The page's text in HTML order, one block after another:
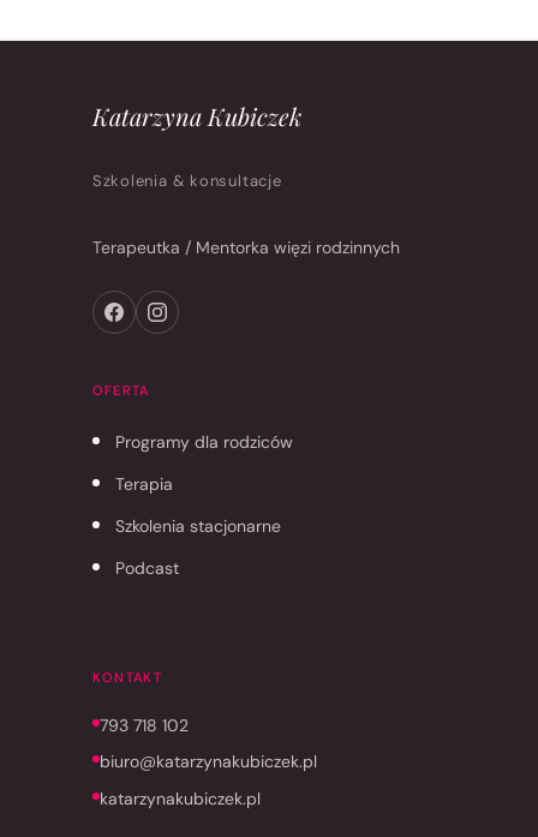
Katarzyna Kubiczek
Szkolenia & konsultacje
Terapeutka / Mentorka więzi rodzinnych
OFERTA
Programy dla rodziców
Terapia
Szkolenia stacjonarne
Podcast
KONTAKT
793 718 102
biuro@katarzynakubiczek.pl
katarzynakubiczek.pl